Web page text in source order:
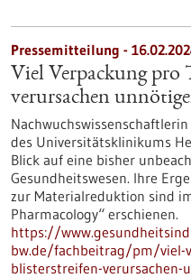
Pressemitteilung -
Viel Verpackung pro
verursachen
des Universitätsklinikums
Blick auf eine bisher
Gesundheitswesen. Ihre
zur Materialreduktion sind
Pharmacology“ erschienen.
https://
bw.de/fachbeitrag/pm/viel-
blisterstreifen-verursachen-